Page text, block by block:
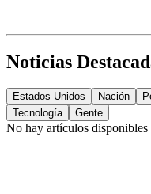
Noticias
Estados Unidos Nación
Tecnología
Gente
No hay artículos disponibles